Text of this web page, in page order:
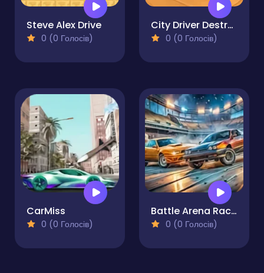
Steve Alex Drive
0 (0 Голосів)
City Driver Destroy Car
0 (0 Голосів)
CarMiss
0 (0 Голосів)
Battle Arena Race to Win
0 (0 Голосів)